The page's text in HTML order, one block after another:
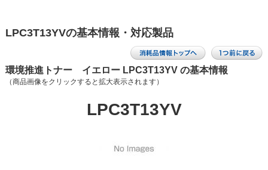
LPC3T13YVの基本情報・対応製品
環境推進トナー イエロー LPC3T13YV の基本情報
（商品画像をクリックすると拡大表示されます）
LPC3T13YV